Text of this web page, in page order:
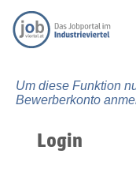
Um diese Funktion
Bewerberkonto
Login